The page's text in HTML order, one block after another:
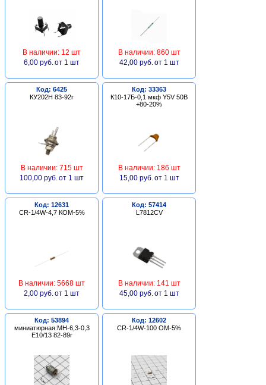
В наличии: 12 шт
6,00 руб. от 1 шт
В наличии: 860 шт
42,00 руб. от 1 шт
Код: 6425
КУ202Н 83-92г
В наличии: 715 шт
100,00 руб. от 1 шт
Код: 33363
К10-17Б-0,1 мкф Y5V 50В
+80-20%
В наличии: 186 шт
15,00 руб. от 1 шт
Код: 12631
CR-1/4W-4,7 КОМ-5%
В наличии: 5668 шт
2,00 руб. от 1 шт
Код: 57414
L7812CV
В наличии: 141 шт
45,00 руб. от 1 шт
Код: 53894
миниатюрная:МН-6,3-0,3
Е10/13 82-89г
Код: 12602
CR-1/4W-100 ОМ-5%